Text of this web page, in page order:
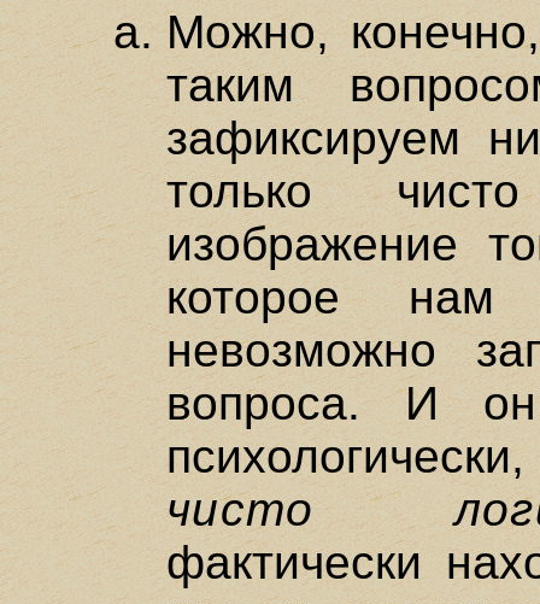
Можно,
таким
зафиксируем
только чисто
изображение
которое
невозможно
вопроса. И
чисто
фактически